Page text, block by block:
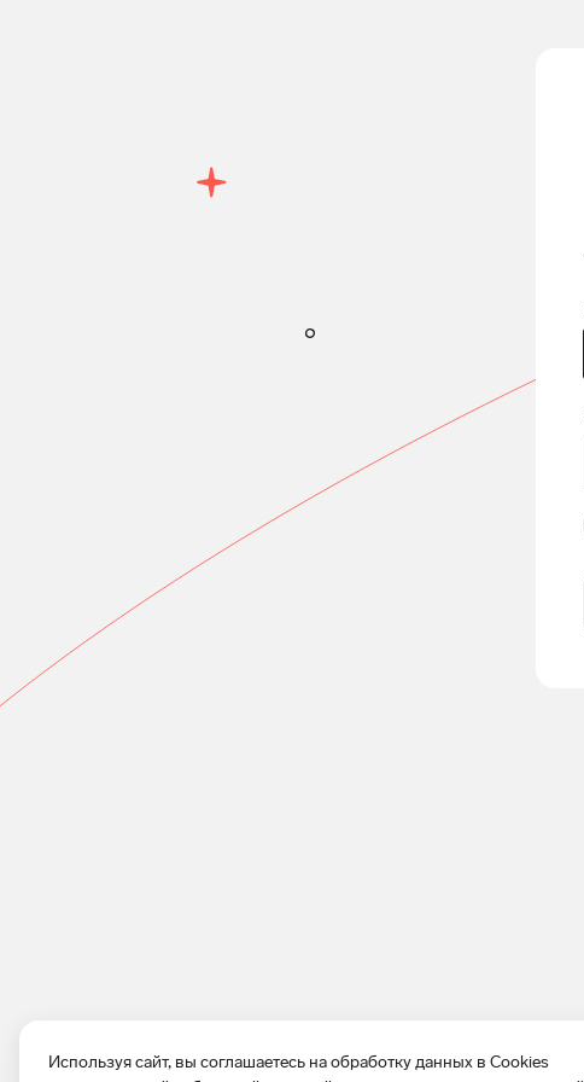
Используя сайт, вы соглашаетесь на обработку данных в Cookies